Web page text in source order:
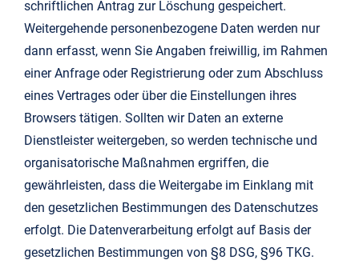
schriftlichen Antrag zur Löschung gespeichert.
Weitergehende personenbezogene Daten werden nur
dann erfasst, wenn Sie Angaben freiwillig, im Rahmen
einer Anfrage oder Registrierung oder zum Abschluss
eines Vertrages oder über die Einstellungen ihres
Browsers tätigen. Sollten wir Daten an externe
Dienstleister weitergeben, so werden technische und
organisatorische Maßnahmen ergriffen, die
gewährleisten, dass die Weitergabe im Einklang mit
den gesetzlichen Bestimmungen des Datenschutzes
erfolgt. Die Datenverarbeitung erfolgt auf Basis der
gesetzlichen Bestimmungen von §8 DSG, §96 TKG.